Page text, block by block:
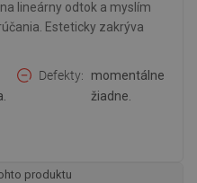
lineárny odtok a myslím
Esteticky zakrýva
Defekty
momentálne
žiadne.
produktu